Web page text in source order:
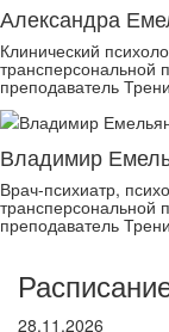
Александра
Клинический
трансперсональной
преподаватель
Владимир
Врач-психиатр,
трансперсональной
преподаватель
28.11.2026